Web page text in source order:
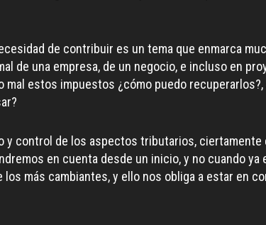
de contribuir es un tema que enmarca
de una empresa, de un negocio, e incluso en
mal estos impuestos ¿cómo puedo
y control de los aspectos tributarios,
en cuenta desde un inicio, y no cuando
más cambiantes, y ello nos obliga a estar en